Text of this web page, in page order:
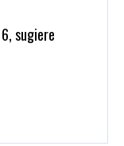
sugiere
Resident Evil